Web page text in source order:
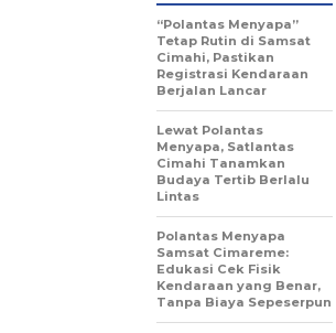
“Polantas Menyapa”
Tetap Rutin di Samsat
Cimahi, Pastikan
Registrasi Kendaraan
Berjalan Lancar
Lewat Polantas
Menyapa, Satlantas
Cimahi Tanamkan
Budaya Tertib Berlalu
Lintas
Polantas Menyapa
Samsat Cimareme:
Edukasi Cek Fisik
Kendaraan yang Benar,
Tanpa Biaya Sepeserpun